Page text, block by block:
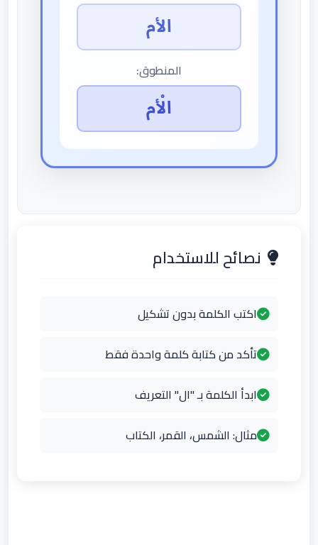
الأم
المنطوق:
الْأم
نصائح للاستخدام
اكتب الكلمة بدون تشكيل
تأكد من كتابة كلمة واحدة فقط
ابدأ الكلمة بـ "ال" التعريف
مثال: الشمس، القمر، الكتاب